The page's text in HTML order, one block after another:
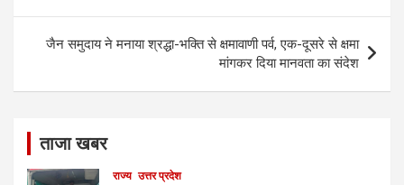
जैन समुदाय ने मनाया श्रद्धा-भक्ति से क्षमावाणी पर्व, एक-दूसरे से क्षमा
मांगकर दिया मानवता का संदेश
ताजा खबर
राज्य उत्तर प्रदेश